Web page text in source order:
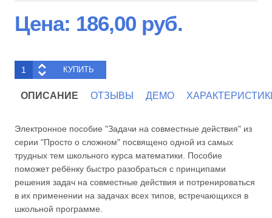
Цена: 186,00 руб.
ОПИСАНИЕ ОТЗЫВЫ ДЕМО
Электронное пособие "Задачи на совместные действия" из
серии "Просто о сложном" посвящено одной из самых
трудных тем школьного курса математики. Пособие
поможет ребёнку быстро разобраться с принципами
решения задач на совместные действия и потренироваться
в их применении на задачах всех типов, встречающихся в
школьной программе.